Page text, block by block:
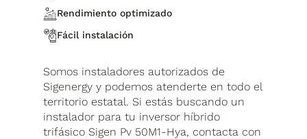
Rendimiento optimizado
Fácil instalación
Somos instaladores autorizados de
Sigenergy y podemos atenderte en todo el
territorio estatal. Si estás buscando un
instalador para tu inversor híbrido
trifásico Sigen Pv 50M1-Hya, contacta con